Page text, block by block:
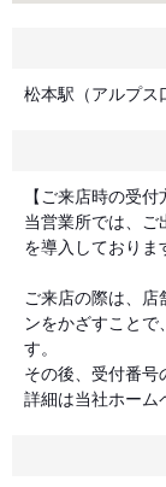
松本駅（アルプス
【ご来店時の受付
当営業所では、
を導入しておりま
ご来店の際は、店
ンをかざすこと
す。
その後、受付番号
詳細は当社ホーム